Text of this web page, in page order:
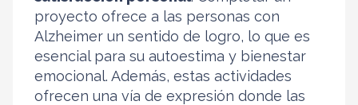
proyecto ofrece a las personas con
Alzheimer un sentido de logro, lo que es
esencial para su autoestima y bienestar
emocional. Además, estas actividades
ofrecen una vía de expresión donde las